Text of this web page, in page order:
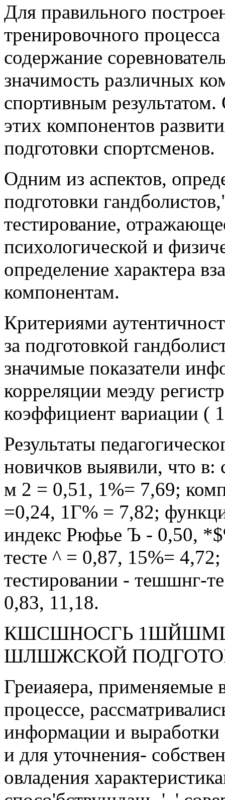
Для правильного
тренировочного
содержание
значимость различных
спортивным
этих компонентов
подготовки спортсменов.
Одним из аспектов,
подготовки
тестирование,
психологической и
определение характера
компонентам.
Критериями
за подготовкой
значимые показатели
корреляции меэду
коэффициент вариации (
Результаты
новичков выявили, что в:
м 2 = 0,51, 1%= 7,69;
=0,24, 1Г% = 7,82;
индекс Рюфье Ъ - 0,50,
тесте ^ = 0,87, 15%=
тестировании - тешшнг-
0,83, 11,18.
КШСШНОСГЬ
ШЛШЖСКОЙ
Греиаяера, применяемые
процессе,
информации и
и для уточнения-
овладения